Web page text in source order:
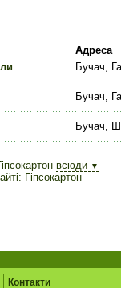
Адреса
Бучач,
Бучач,
Бучач,
всюди ▼
Гіпсокартон
Контакти